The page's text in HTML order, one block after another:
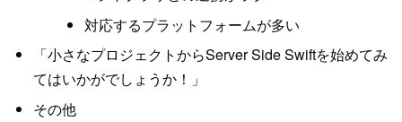
対応するプラットフォームが多い
「小さなプロジェクトからServer Side Swiftを始めてみ
てはいかがでしょうか！」
その他